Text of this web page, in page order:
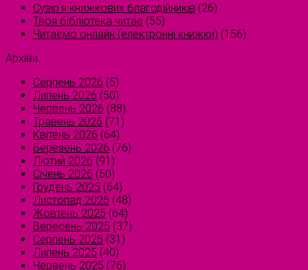
Сузірʼя книжкових благодійників (26)
Твоя бібліотека читає (55)
Читаємо онлайн (електронні книжки) (156)
Архіви
Серпень 2026 (5)
Липень 2026 (50)
Червень 2026 (88)
Травень 2026 (71)
Квітень 2026 (64)
Березень 2026 (76)
Лютий 2026 (91)
Січень 2026 (50)
Грудень 2025 (64)
Листопад 2025 (48)
Жовтень 2025 (64)
Вересень 2025 (37)
Серпень 2025 (31)
Липень 2025 (40)
Червень 2025 (76)